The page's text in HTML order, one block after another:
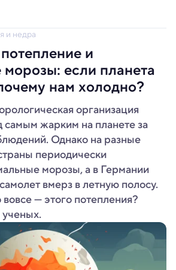
и недра
и
если планета
нам холодно?
организация
самым жарким на планете за
Однако на разные
периодически
морозы, а в Германии
вмерз в летную полосу.
— этого потепления?